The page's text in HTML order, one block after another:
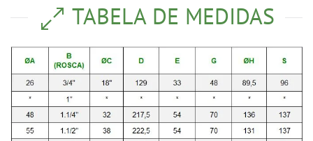
TABELA DE MEDIDAS